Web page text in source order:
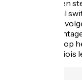
verrast door een
over een tiental
verder voor de
speling krijg je op
Lesches-en-Diois